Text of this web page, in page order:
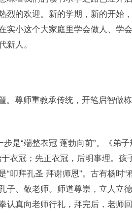
烈的欢迎。新的学期，新的开始
实小这个大家庭里学会做人、学
新人。
。尊师重教承传统，开笔启智做
是“端整衣冠 蓬勃向前”。《弟
衣冠；先正衣冠，后明事理。孩
叩拜孔圣 拜谢师恩”。古有杨时“
子、敬老师。师道尊崇，立人立
认真向老师行礼，拜完后，老师